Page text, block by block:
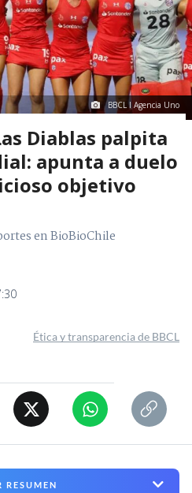
BBCL I Agencia Uno
Diablas palpita
apunta a duelo
objetivo
en BioBioChile
Ética y transparencia de BBCL
RESUMEN